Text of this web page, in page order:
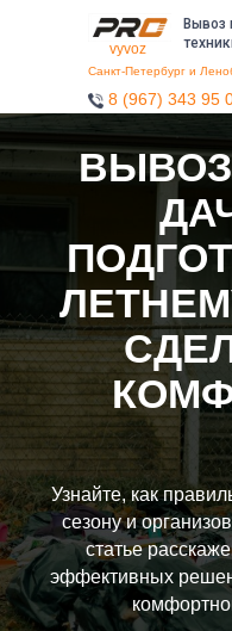
vyvoz
Вывоз
Санкт-Петербург и
8 (967) 343 95
Узнайте, как
сезону и
статье
эффективных